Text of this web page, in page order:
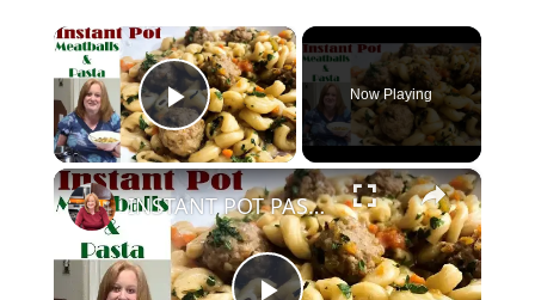
×
Play Video
Now Playing
×
INSTANT POT PASTA & MEATBALLS | INSPIRED BY COOKING WITH RICK'S CHANNEL